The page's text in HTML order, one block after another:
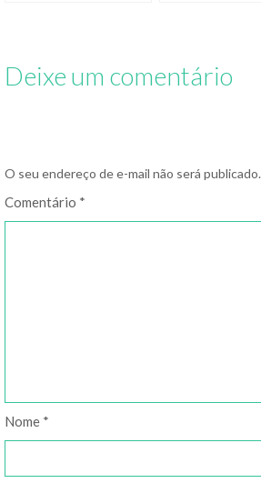
Deixe um comentário
O seu endereço de e-mail não será publicado.
Comentário *
Nome *